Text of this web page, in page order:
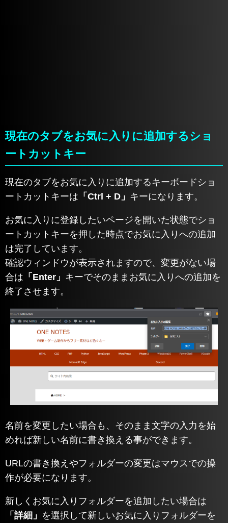
現在のタブをお気に入りに追加するショ
ートカットキー
現在のタブをお気に入りに追加するキーボードショ
ートカットキーは 「Ctrl + D」 キーになります。
お気に入りに登録したいページを開いた状態でショ
ートカットキーを押した時点でお気に入りへの追加
は完了しています。
確認ウィンドウが表示されますので、変更がない場
合は 「Enter」 キーでそのままお気に入りへの追加を
終了させます。
名前を変更したい場合も、そのまま文字の入力を始
めれば新しい名前に書き換える事ができます。
URLの書き換えやフォルダーの変更はマウスでの操
作が必要になります。
新しくお気に入りフォルダーを追加したい場合は
「詳細」 を選択して新しいお気に入りフォルダーを